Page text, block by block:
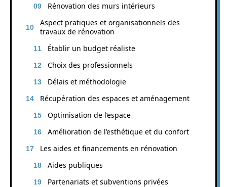
Rénovation des murs intérieurs
Aspect pratiques et organisationnels des
travaux de rénovation
Établir un budget réaliste
Choix des professionnels
Délais et méthodologie
Récupération des espaces et aménagement
Optimisation de l’espace
Amélioration de l’esthétique et du confort
Les aides et financements en rénovation
Aides publiques
Partenariats et subventions privées